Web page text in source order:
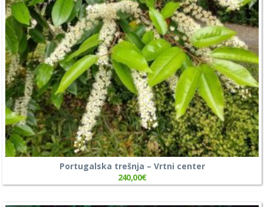
Portugalska trešnja – Vrtni center
240,00€